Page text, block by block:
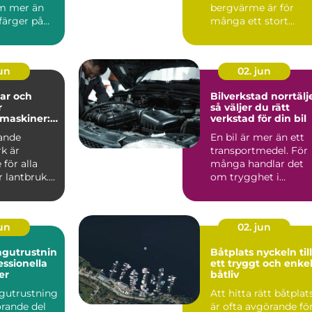
mer än
på
må...
bergvärme är för
många ett stort
och
på
är
för alla
lantbruk.
02. jun
Bilverkstad
så väljer du rätt
verkstad för din bil
En bil är mer än ett
transportmedel. För
många handlar det
om trygghet i
möjligheten att t...
del
02. jun
Båtplats nyckeln till
ett tryggt och
båtliv
Att hitta rätt
är ofta avgörande